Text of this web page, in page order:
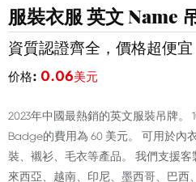
服裝衣服 英文 Name
資質認證齊全，價格超便宜
价格: 0.06美元
2023年中國最熱銷的英文服裝吊牌。
Badge的費用為 60 美元。 可用於內
裝、襯衫、毛衣等產品。 我們支援
來西亞、越南、印尼、墨西哥、巴西